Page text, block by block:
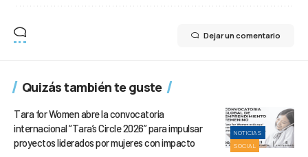
Dejar un comentario
Quizás también te guste
NOTICIAS
SOCIAL
Tara for Women abre la convocatoria
internacional “Tara’s Circle 2026” para impulsar
proyectos liderados por mujeres con impacto